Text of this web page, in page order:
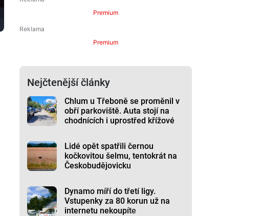
Premium
Premium
Nejčtenější články
Chlum u Třeboně se proměnil v
obří parkoviště. Auta stojí na
chodnících i uprostřed křížové
Lidé opět spatřili černou
kočkovitou šelmu, tentokrát na
Českobudějovicku
Dynamo míří do třetí ligy.
Vstupenky za 80 korun už na
internetu nekoupíte